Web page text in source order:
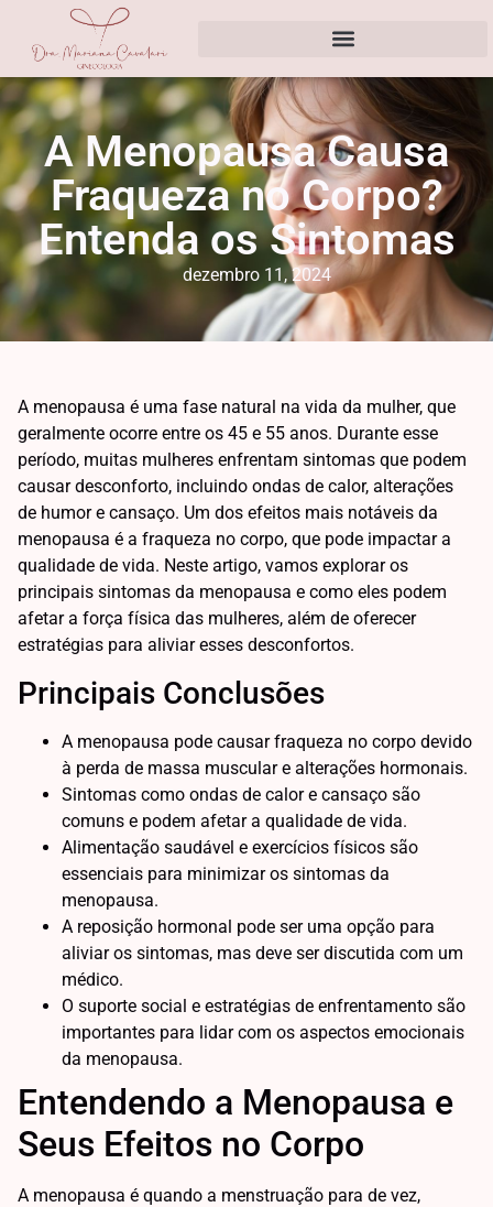
A Menopausa Causa
Fraqueza no Corpo?
Entenda os Sintomas
dezembro 11, 2024
A menopausa é uma fase natural na vida da mulher, que
geralmente ocorre entre os 45 e 55 anos. Durante esse
período, muitas mulheres enfrentam sintomas que podem
causar desconforto, incluindo ondas de calor, alterações
de humor e cansaço. Um dos efeitos mais notáveis da
menopausa é a fraqueza no corpo, que pode impactar a
qualidade de vida. Neste artigo, vamos explorar os
principais sintomas da menopausa e como eles podem
afetar a força física das mulheres, além de oferecer
estratégias para aliviar esses desconfortos.
Principais Conclusões
A menopausa pode causar fraqueza no corpo devido
à perda de massa muscular e alterações hormonais.
Sintomas como ondas de calor e cansaço são
comuns e podem afetar a qualidade de vida.
Alimentação saudável e exercícios físicos são
essenciais para minimizar os sintomas da
menopausa.
A reposição hormonal pode ser uma opção para
aliviar os sintomas, mas deve ser discutida com um
médico.
O suporte social e estratégias de enfrentamento são
importantes para lidar com os aspectos emocionais
da menopausa.
Entendendo a Menopausa e
Seus Efeitos no Corpo
A menopausa é quando a menstruação para de vez,